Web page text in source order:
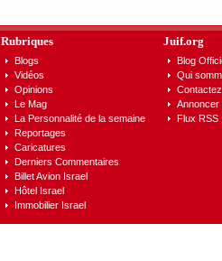
Rubriques
Blogs
Vidéos
Opinions
Le Mag
La Personnalité de la semaine
Reportages
Caricatures
Derniers Commentaires
Billet Avion Israel
Hôtel Israel
Immobilier Israel
Juif.org
Blog
Qui
Annoncer
Flux RSS